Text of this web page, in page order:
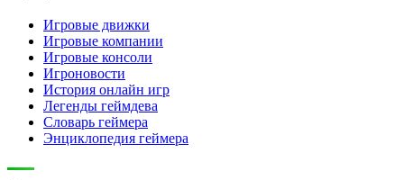
Игровые движки
Игровые компании
Игровые консоли
Игроновости
История онлайн игр
Легенды геймдева
Словарь геймера
Энциклопедия геймера